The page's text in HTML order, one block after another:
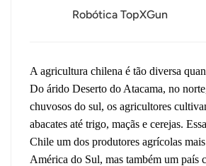
Robótica TopXGun
A agricultura chilena é tão diversa
Do árido Deserto do Atacama, no
chuvosos do sul, os agricultores
abacates até trigo, maçãs e cerejas.
Chile um dos produtores agrícolas
América do Sul, mas também um país